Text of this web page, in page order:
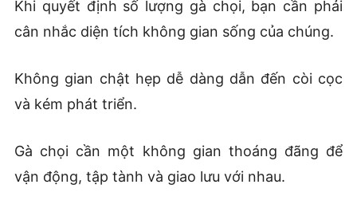
Khi quyết định số lượng gà chọi, bạn cần phải
cân nhắc diện tích không gian sống của chúng.
Không gian chật hẹp dễ dàng dẫn đến còi cọc
và kém phát triển.
Gà chọi cần một không gian thoáng đãng để
vận động, tập tành và giao lưu với nhau.